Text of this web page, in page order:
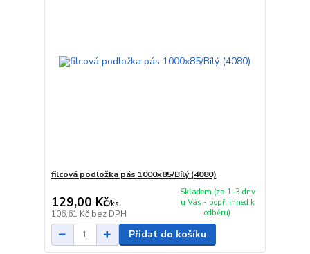
filcová podložka pás 1000x85/Bílý (4080)
129,00 Kč/ks
106,61 Kč bez DPH
Skladem (za 1-3 dny
u Vás - popř. ihned k
odběru)
Přidat do košíku